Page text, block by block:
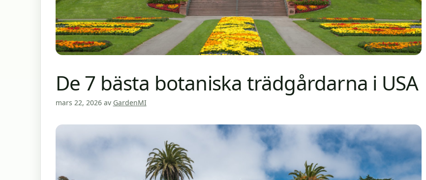
De 7 bästa botaniska trädgårdarna i USA
mars 22, 2026 av GardenMI